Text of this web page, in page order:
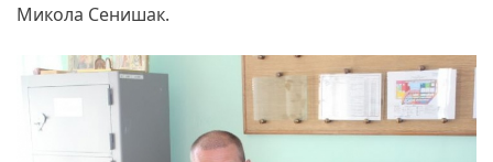
Микола Сенишак.